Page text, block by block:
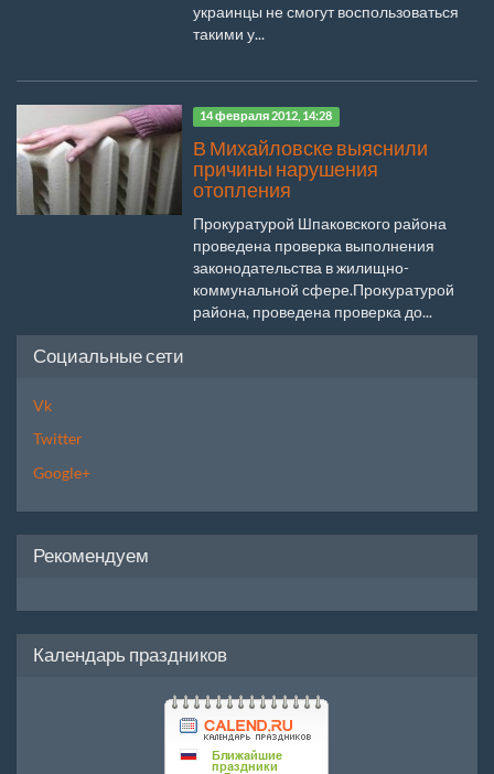
украинцы не смогут воспользоваться
такими у...
14 февраля 2012, 14:28
В Михайловске выяснили
причины нарушения
отопления
Прокуратурой Шпаковского района
проведена проверка выполнения
законодательства в жилищно-
коммунальной сфере.Прокуратурой
района, проведена проверка до...
Социальные сети
Vk
Twitter
Google+
Рекомендуем
Календарь праздников